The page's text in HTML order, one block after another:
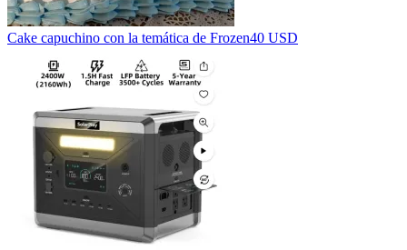
Cake capuchino con la temática de Frozen40 USD